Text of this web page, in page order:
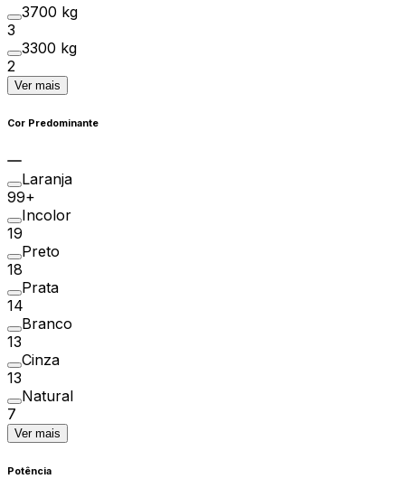
3700 kg
3
3300 kg
2
Ver mais
Cor Predominante
Laranja
99+
Incolor
19
Preto
18
Prata
14
Branco
13
Cinza
13
Natural
7
Ver mais
Potência